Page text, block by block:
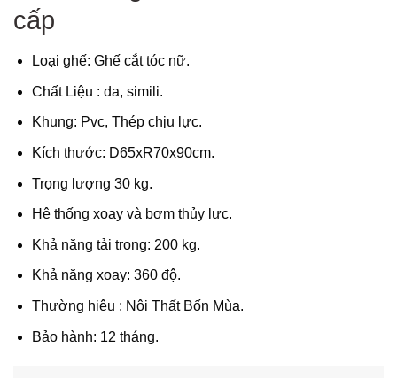
cấp
Loại ghế: Ghế cắt tóc nữ.
Chất Liệu : da, simili.
Khung: Pvc, Thép chịu lực.
Kích thước: D65xR70x90cm.
Trọng lượng 30 kg.
Hệ thống xoay và bơm thủy lực.
Khả năng tải trọng: 200 kg.
Khả năng xoay: 360 độ.
Thường hiệu : Nội Thất Bốn Mùa.
Bảo hành: 12 tháng.